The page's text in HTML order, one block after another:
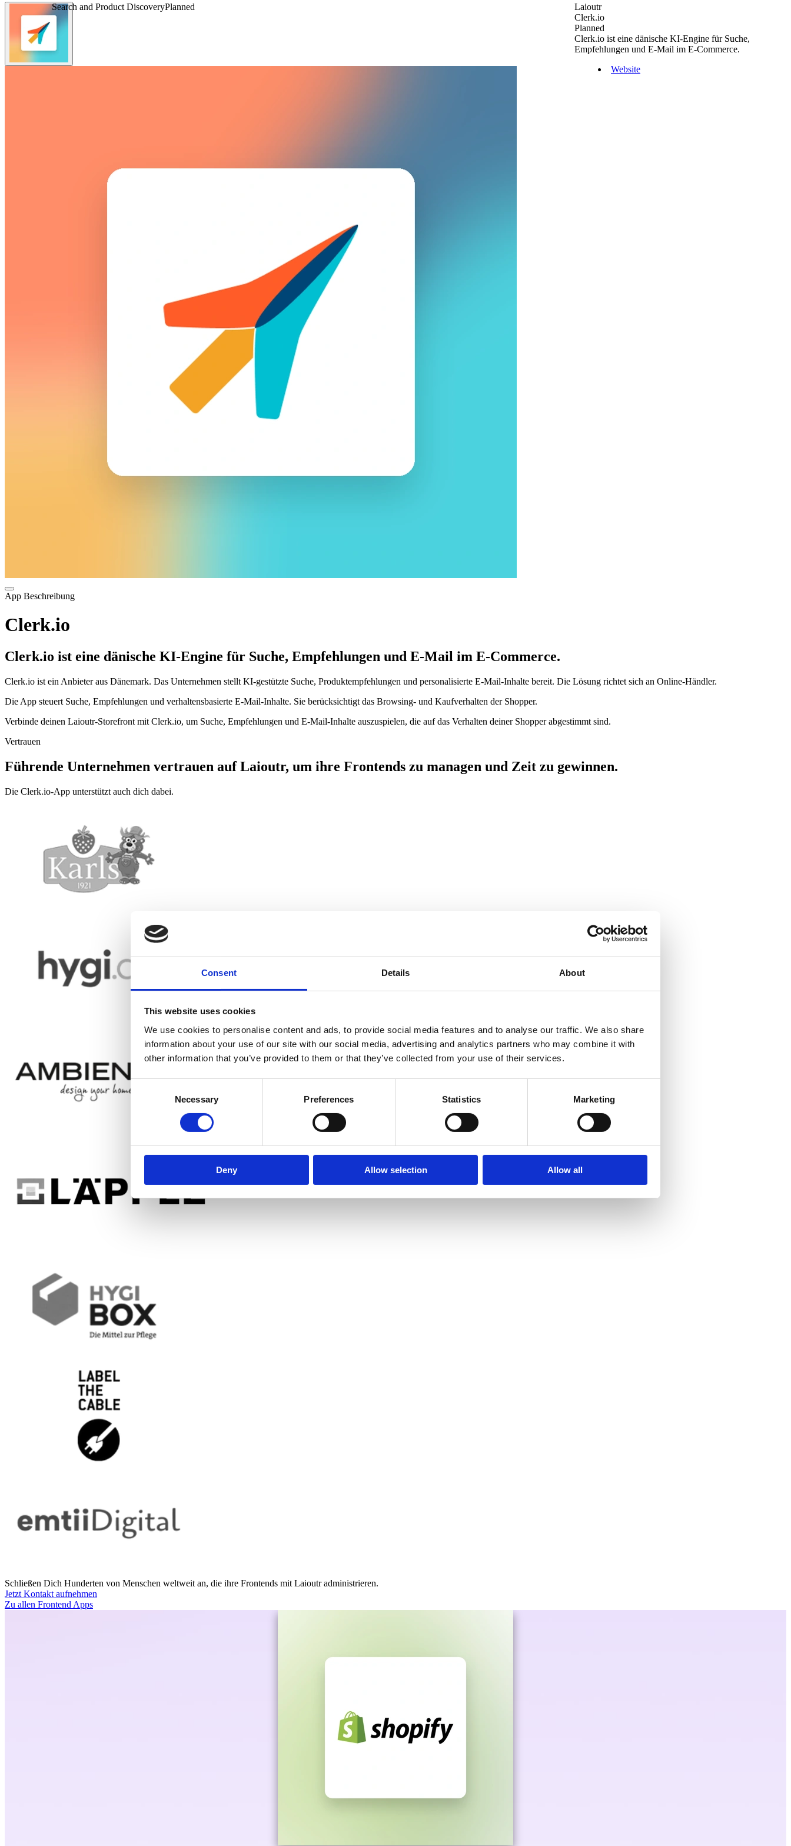
Consent Details About
This website uses cookies
We use cookies to personalise content and ads, to provide social media features and to analyse our traffic. We also share
information about your use of our site with our social media, advertising and analytics partners who may combine it with
other information that you’ve provided to them or that they’ve collected from your use of their services.
Necessary Preferences Statistics Marketing
Deny Allow selection Allow all
Search and Product DiscoveryPlanned
Laioutr
Clerk.io
Planned
Clerk.io ist eine dänische KI-Engine für Suche,
Empfehlungen und E-Mail im E-Commerce.
Website
App Beschreibung
Clerk.io
Clerk.io ist eine dänische KI-Engine für Suche, Empfehlungen und E-Mail im E-Commerce.
Clerk.io ist ein Anbieter aus Dänemark. Das Unternehmen stellt KI-gestützte Suche, Produktempfehlungen und personalisierte E-Mail-Inhalte bereit. Die Lösung richtet sich an Online-Händler.
Die App steuert Suche, Empfehlungen und verhaltensbasierte E-Mail-Inhalte. Sie berücksichtigt das Browsing- und Kaufverhalten der Shopper.
Verbinde deinen Laioutr-Storefront mit Clerk.io, um Suche, Empfehlungen und E-Mail-Inhalte auszuspielen, die auf das Verhalten deiner Shopper abgestimmt sind.
Vertrauen
Führende Unternehmen vertrauen auf Laioutr, um ihre Frontends zu managen und Zeit zu gewinnen.
Die Clerk.io-App unterstützt auch dich dabei.
Schließen Dich Hunderten von Menschen weltweit an, die ihre Frontends mit Laioutr administrieren.
Jetzt Kontakt aufnehmen
Zu allen Frontend Apps